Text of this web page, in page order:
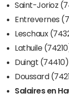
Saint-Jorioz
Entrevernes
Leschaux
Lathuile
Duingt (74410)
Doussard
Salaires en